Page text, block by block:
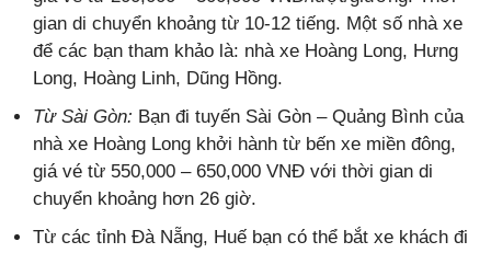
gian di chuyển khoảng từ 10-12 tiếng. Một số nhà xe
để các bạn tham khảo là: nhà xe Hoàng Long, Hưng
Long, Hoàng Linh, Dũng Hồng.
Từ Sài Gòn: Bạn đi tuyến Sài Gòn – Quảng Bình của
nhà xe Hoàng Long khởi hành từ bến xe miền đông,
giá vé từ 550,000 – 650,000 VNĐ với thời gian di
chuyển khoảng hơn 26 giờ.
Từ các tỉnh Đà Nẵng, Huế bạn có thể bắt xe khách đi